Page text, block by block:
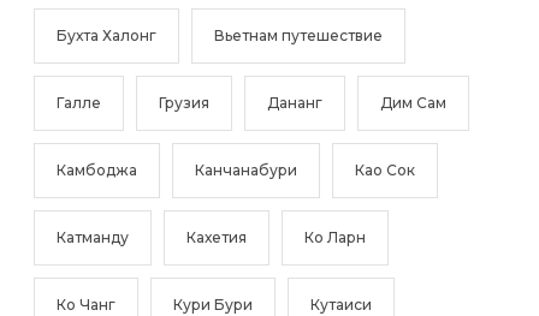
Бухта Халонг Вьетнам путешествие
Галле Грузия Дананг Дим Сам
Камбоджа Канчанабури Као Сок
Катманду Кахетия Ко Ларн
Ко Чанг Кури Бури Кутаиси